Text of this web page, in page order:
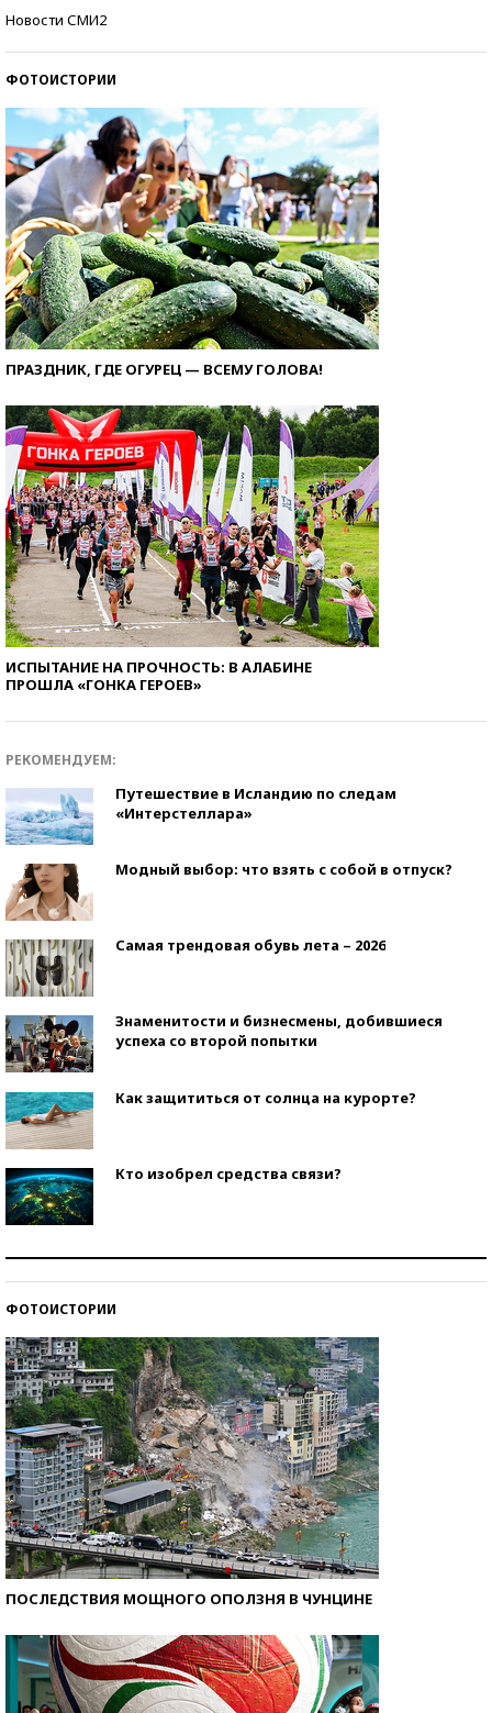
стобалльников?
Новости СМИ2
ФОТОИСТОРИИ
ПРАЗДНИК, ГДЕ ОГУРЕЦ — ВСЕМУ ГОЛОВА!
ИСПЫТАНИЕ НА ПРОЧНОСТЬ: В АЛАБИНЕ
ПРОШЛА «ГОНКА ГЕРОЕВ»
РЕКОМЕНДУЕМ:
Путешествие в Исландию по следам
«Интерстеллара»
Модный выбор: что взять с собой в отпуск?
Самая трендовая обувь лета – 2026
Знаменитости и бизнесмены, добившиеся
успеха со второй попытки
Как защититься от солнца на курорте?
Кто изобрел средства связи?
стобалльников?
ФОТОИСТОРИИ
ПОСЛЕДСТВИЯ МОЩНОГО ОПОЛЗНЯ В ЧУНЦИНЕ